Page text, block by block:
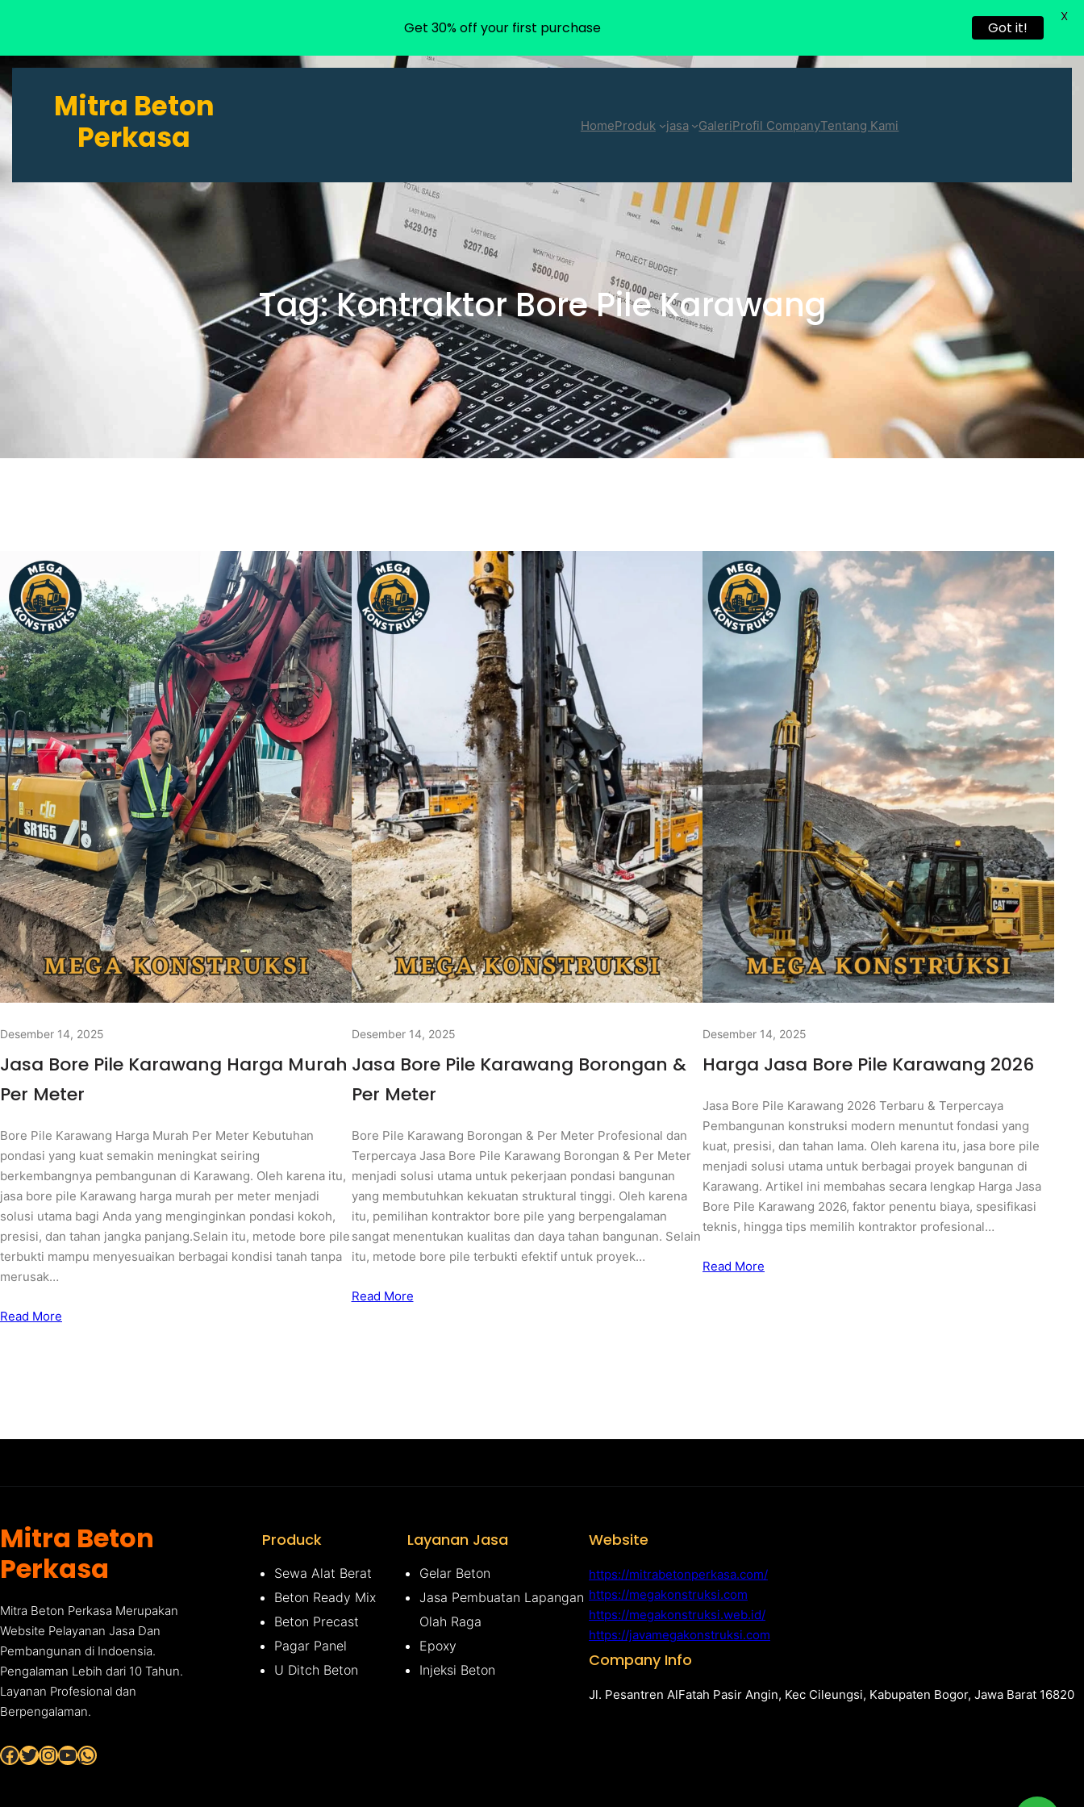
Lewati
ke
konten
Mitra Beton
Perkasa
HomeProduk jasa GaleriProfil CompanyTentang Kami
Tag:Kontraktor Bore Pile Karawang
Desember 14, 2025
Jasa Bore Pile Karawang Harga Murah
Per Meter
Bore Pile Karawang Harga Murah Per Meter Kebutuhan
pondasi yang kuat semakin meningkat seiring
berkembangnya pembangunan di Karawang. Oleh karena itu,
jasa bore pile Karawang harga murah per meter menjadi
solusi utama bagi Anda yang menginginkan pondasi kokoh,
presisi, dan tahan jangka panjang.Selain itu, metode bore pile
terbukti mampu menyesuaikan berbagai kondisi tanah tanpa
merusak…
Read More
Desember 14, 2025
Jasa Bore Pile Karawang Borongan &
Per Meter
Bore Pile Karawang Borongan & Per Meter Profesional dan
Terpercaya Jasa Bore Pile Karawang Borongan & Per Meter
menjadi solusi utama untuk pekerjaan pondasi bangunan
yang membutuhkan kekuatan struktural tinggi. Oleh karena
itu, pemilihan kontraktor bore pile yang berpengalaman
sangat menentukan kualitas dan daya tahan bangunan. Selain
itu, metode bore pile terbukti efektif untuk proyek…
Read More
Desember 14, 2025
Harga Jasa Bore Pile Karawang 2026
Jasa Bore Pile Karawang 2026 Terbaru & Terpercaya
Pembangunan konstruksi modern menuntut fondasi yang
kuat, presisi, dan tahan lama. Oleh karena itu, jasa bore pile
menjadi solusi utama untuk berbagai proyek bangunan di
Karawang. Artikel ini membahas secara lengkap Harga Jasa
Bore Pile Karawang 2026, faktor penentu biaya, spesifikasi
teknis, hingga tips memilih kontraktor profesional…
Read More
Mitra Beton
Perkasa
Mitra Beton Perkasa Merupakan
Website Pelayanan Jasa Dan
Pembangunan di Indoensia.
Pengalaman Lebih dari 10 Tahun.
Layanan Profesional dan
Berpengalaman.
Facebook Twitter InstagramYouTube WhatsApp
Produck
Sewa Alat Berat
Beton Ready Mix
Beton Precast
Pagar Panel
U Ditch Beton
Layanan Jasa
Gelar Beton
Jasa Pembuatan Lapangan
Olah Raga
Epoxy
Injeksi Beton
Website
https://mitrabetonperkasa.com/
https://megakonstruksi.com
https://megakonstruksi.web.id/
https://javamegakonstruksi.com
Company Info
Jl. Pesantren AlFatah Pasir Angin, Kec Cileungsi, Kabupaten Bogor, Jawa Barat 16820
Get 30% off your first purchase Got it!
X